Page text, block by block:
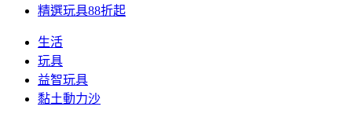
精選玩具88折起
生活
玩具
益智玩具
黏土動力沙